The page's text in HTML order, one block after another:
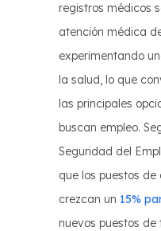
registros médicos
atención médica
experimentando
la salud, lo que
las principales
buscan empleo.
Seguridad del
que los puestos
crezcan un 15%
nuevos puestos